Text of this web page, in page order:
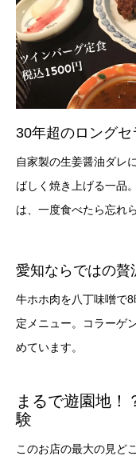
30年超のロングセ
自家製の生姜醤油ダレ
ばしく焼き上げる一品
は、一度食べたら忘れ
愛知ならではの贅
牛ホホ肉を八丁味噌で
定メニュー。コラーゲ
めています。
まるで遊園地！
験
このお店の最大の見ど